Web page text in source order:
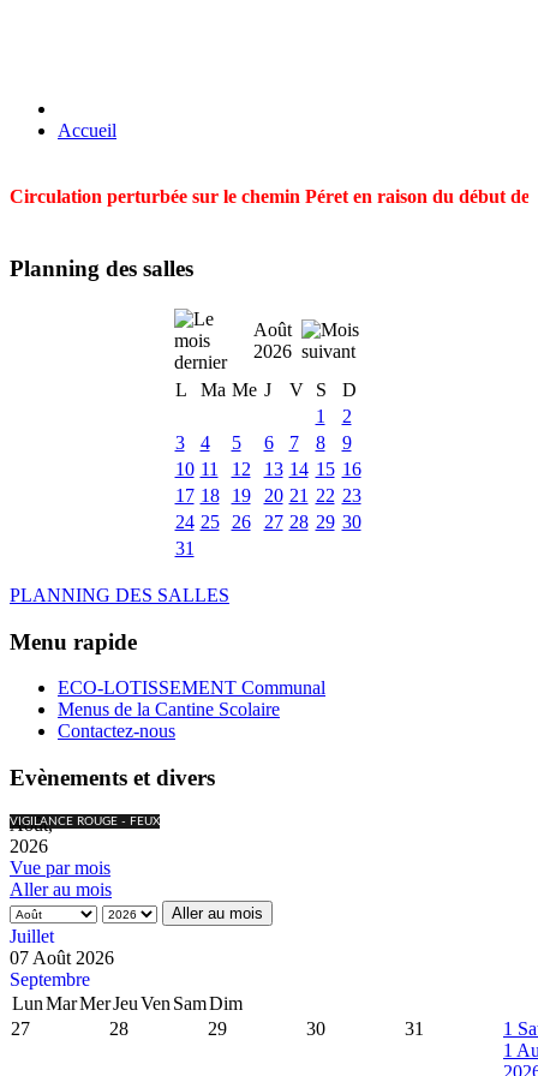
Accueil
Circulation perturbée sur le chemin Péret en raison du début
Planning des salles
Août
2026
L
Ma Me J V S
D
1
2
3
4 5 6 7 8
9
10 11 12 13 14 15 16
17 18 19 20 21 22 23
24 25 26 27 28 29 30
31
PLANNING DES SALLES
Menu rapide
ECO-LOTISSEMENT Communal
Menus de la Cantine Scolaire
Contactez-nous
Evènements et divers
VIGILANCE ROUGE - FEUX
Août,
2026
Vue par mois
Aller au mois
Aller au mois
Juillet
07 Août 2026
Septembre
LunMarMerJeuVen SamDim
27
28 29 30 31 1
1